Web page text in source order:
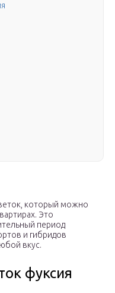
который можно
Это
период
и гибридов
вкус.
фуксия